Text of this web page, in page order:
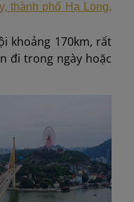
thành phố Hạ Long,
khoảng 170km, rất
đi trong ngày hoặc